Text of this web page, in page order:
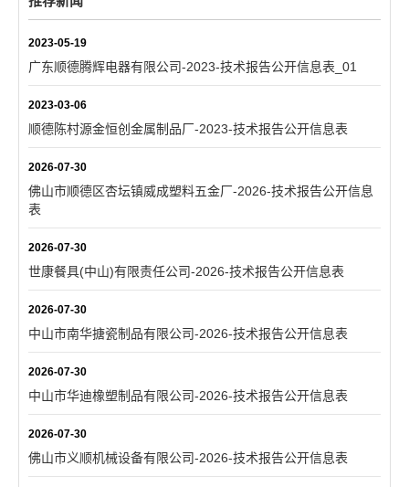
2023-05-19
广东顺德腾辉电器有限公司-2023-技术报告公开信息表_01
2023-03-06
顺德陈村源金恒创金属制品厂-2023-技术报告公开信息表
2026-07-30
佛山市顺德区杏坛镇威成塑料五金厂-2026-技术报告公开信息
表
2026-07-30
世康餐具(中山)有限责任公司-2026-技术报告公开信息表
2026-07-30
中山市南华搪瓷制品有限公司-2026-技术报告公开信息表
2026-07-30
中山市华迪橡塑制品有限公司-2026-技术报告公开信息表
2026-07-30
佛山市义顺机械设备有限公司-2026-技术报告公开信息表